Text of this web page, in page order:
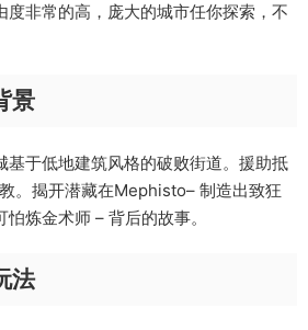
度非常的高，庞大的城市任你探索，不
景
基于低地建筑风格的破败街道。援助抵
。揭开潜藏在Mephisto– 制造出致狂
炼金术师 – 背后的故事。
法